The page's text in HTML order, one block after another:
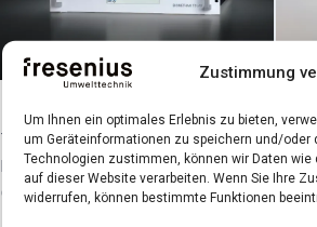
Zustimmung
Um Ihnen ein optimales Erlebnis zu bieten,
um Geräteinformationen zu speichern und/oder
Technologien zustimmen, können wir Daten
auf dieser Website verarbeiten. Wenn Sie Ihre
widerrufen, können bestimmte Funktionen
Biomethan TDLAS
TDLAS-Laseranalysator für
hochpräzise Biomethan-
Qualitätskontrolle